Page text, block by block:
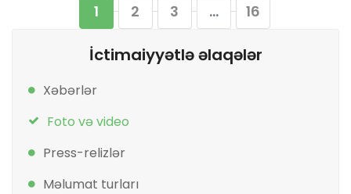
1 2 3 ... 16
İctimaiyyətlə əlaqələr
Xəbərlər
Foto və video
Press-relizlər
Məlumat turları